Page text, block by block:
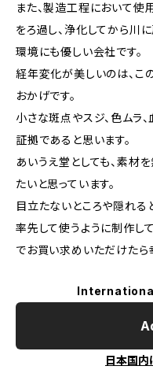
また、製造工程において使
をろ過し、浄化してから川
環境にも優しい会社です。
経年変化が美しいのは、こ
おかげです。
小さな斑点やスジ、色ムラ
証拠であると思います。
あいうえ堂としても、素材
たいと思っています。
目立たないところや隠れ
率先して使うように制作し
でお買い求めいただけたら
日本国内